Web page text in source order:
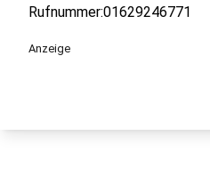
Rufnummer:01629246771
Anzeige